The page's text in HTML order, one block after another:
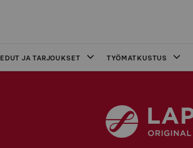
EDUT JA TARJOUKSET TYÖMATKUSTUS